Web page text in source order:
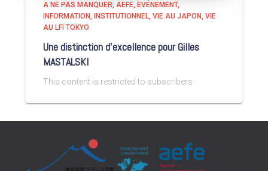
A NE PAS MANQUER AEFE EVÉNEMENT
INFORMATION
INSTITUTIONNEL VIE AU JAPON VIE
AU LFI TOKYO
Une distinction d’excellence pour Gilles
MASTALSKI
This content is restricted to subscribers